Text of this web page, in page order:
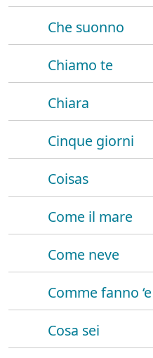
Che suonno
Chiamo te
Chiara
Cinque giorni
Coisas
Come il mare
Come neve
Comme fanno
Cosa sei